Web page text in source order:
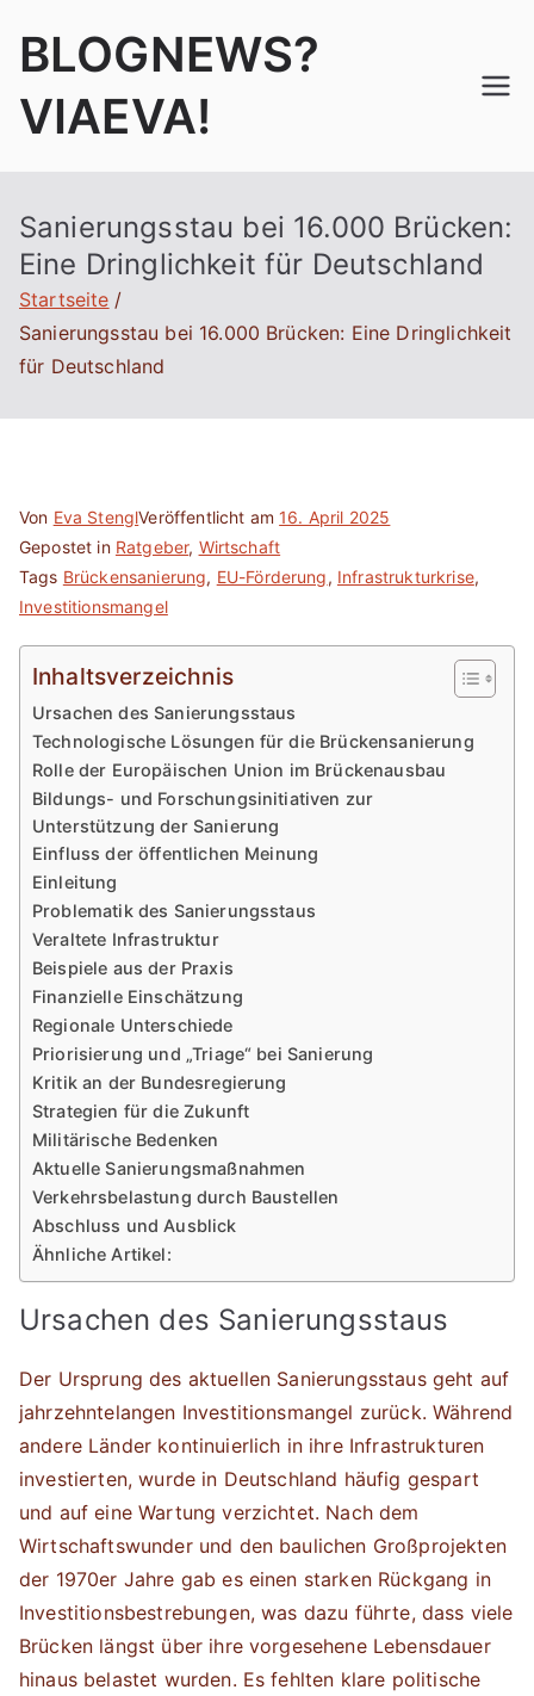
InhaltBLOGNEWS?
VIAEVA!
Sanierungsstau bei 16.000 Brücken:
Eine Dringlichkeit für Deutschland
Startseite
Sanierungsstau bei 16.000 Brücken: Eine Dringlichkeit
für Deutschland
Von Eva StenglVeröffentlicht am16. April 2025
Gepostet in Ratgeber, Wirtschaft
Tags Brückensanierung, EU-Förderung, Infrastrukturkrise,
Investitionsmangel
Inhaltsverzeichnis
Ursachen des Sanierungsstaus
Technologische Lösungen für die Brückensanierung
Rolle der Europäischen Union im Brückenausbau
Bildungs- und Forschungsinitiativen zur
Unterstützung der Sanierung
Einfluss der öffentlichen Meinung
Einleitung
Problematik des Sanierungsstaus
Veraltete Infrastruktur
Beispiele aus der Praxis
Finanzielle Einschätzung
Regionale Unterschiede
Priorisierung und „Triage“ bei Sanierung
Kritik an der Bundesregierung
Strategien für die Zukunft
Militärische Bedenken
Aktuelle Sanierungsmaßnahmen
Verkehrsbelastung durch Baustellen
Abschluss und Ausblick
Ähnliche Artikel:
Ursachen des Sanierungsstaus
Der Ursprung des aktuellen Sanierungsstaus geht auf
jahrzehntelangen Investitionsmangel zurück. Während
andere Länder kontinuierlich in ihre Infrastrukturen
investierten, wurde in Deutschland häufig gespart
und auf eine Wartung verzichtet. Nach dem
Wirtschaftswunder und den baulichen Großprojekten
der 1970er Jahre gab es einen starken Rückgang in
Investitionsbestrebungen, was dazu führte, dass viele
Brücken längst über ihre vorgesehene Lebensdauer
hinaus belastet wurden. Es fehlten klare politische